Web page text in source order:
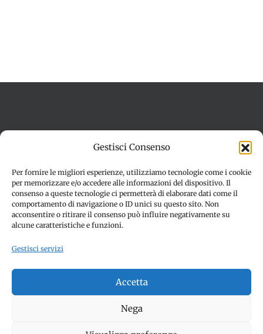
Gestisci Consenso
Per fornire le migliori esperienze, utilizziamo tecnologie come i cookie
per memorizzare e/o accedere alle informazioni del dispositivo. Il
consenso a queste tecnologie ci permetterà di elaborare dati come il
comportamento di navigazione o ID unici su questo sito. Non
acconsentire o ritirare il consenso può influire negativamente su
alcune caratteristiche e funzioni.
Gestisci servizi
Accetta
Nega
Disconoscimento
© Copyright 2012 -2026 | SPETTACOLI EVENTI - CIVITANOVA
MARCHE (MC) - Partita iva: 01907890436 | ALL RIGHTS
RESERVED | Made with ❤️ by